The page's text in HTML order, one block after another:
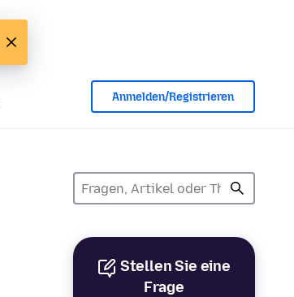
Anmelden/Registrieren
Stellen Sie eine
Frage